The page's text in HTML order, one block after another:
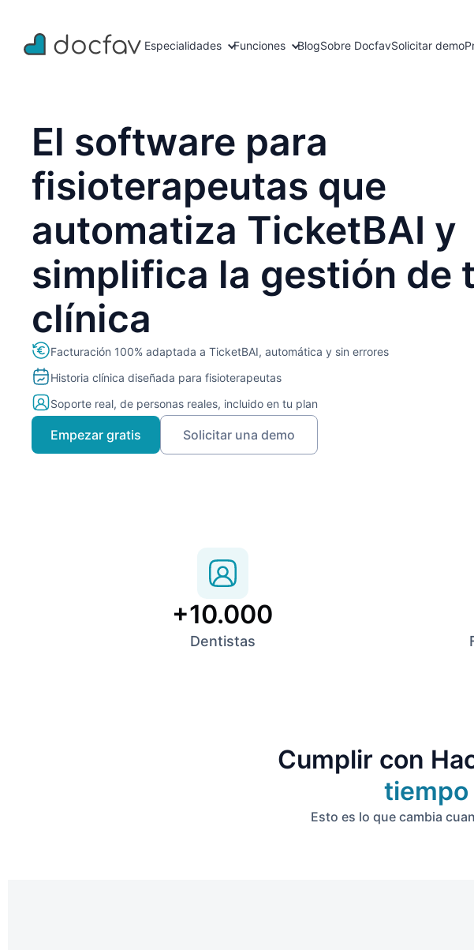
Especialidades Funciones BlogSobre DocfavSolicitar demo
El software para
fisioterapeutas que
automatiza TicketBAI y
simplifica la gestión de
clínica
Facturación 100% adaptada a TicketBAI, automática y sin errores
Historia clínica diseñada para fisioterapeutas
Soporte real, de personas reales, incluido en tu plan
Empezar gratis Solicitar una demo
+10.000
Dentistas
Cumplir con
Esto es lo que cambia